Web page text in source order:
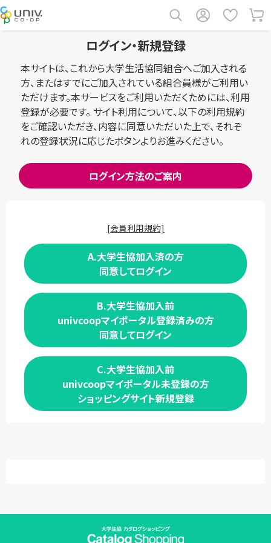
ログイン・新規登録
本サイトは、これから大学生活協同組合へご加入される
方、またはすでにご加入されている組合員様がご利用い
ただけます。本サービスをご利用いただくためには、利用
登録が必要です。 サイト利用について、以下の利用規約
をご確認いただき、内容に同意いただいた上で、それぞ
れの登録状況に応じたボタンよりお進みください。
ログイン方法のご案内
[会員利用規約]
A.大学生協加入済の方
同意してログイン
B.大学生協加入前
univcoopマイポータル登録済みの方
同意してログイン
C.大学生協加入前
univcoopマイポータル未登録の方
ショッピングサイト新規登録